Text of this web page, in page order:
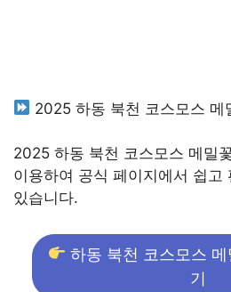
2025 하동 북천 코스모스 메
2025 하동 북천 코스모스 메밀
이용하여 공식 페이지에서 쉽고
있습니다.
하동 북천 코스모스
기